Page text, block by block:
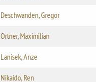
Deschwanden, Gregor
Ortner, Maximilian
Lanisek, Anze
Nikaido, Ren